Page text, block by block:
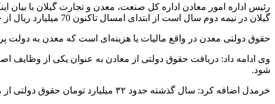
گیلان در نیمه دوم سال است از ابتدای امسال تاکنون 70 میلیارد ریال از حقوق دولتی معادن استان احصاء شده است.
حقوق دولتی معدن در واقع مالیات یا هزینه‌ای است که معدن به دولت
وی ادامه داد: دریافت حقوق دولتی از معادن به عنوان یکی از وظایف
شود.
خرمدل اضافه کرد: سال گذشته حدود ۳۲ میلیارد تومان حقوق دولتی از معادن گیلان اخذ شد که این رقم مستقیم به خزانه دولت واریز شد.